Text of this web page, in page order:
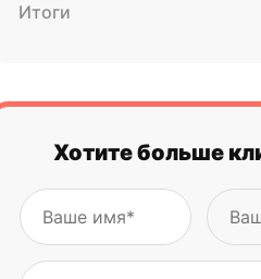
Итоги
Хотите больше